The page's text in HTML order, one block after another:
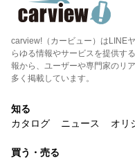
carview!（カービュー）はLINE
らゆる情報やサービスを提供す
報から、ユーザーや専門家のリ
多く掲載しています。
知る
カタログ
ニュース オリ
買う・売る